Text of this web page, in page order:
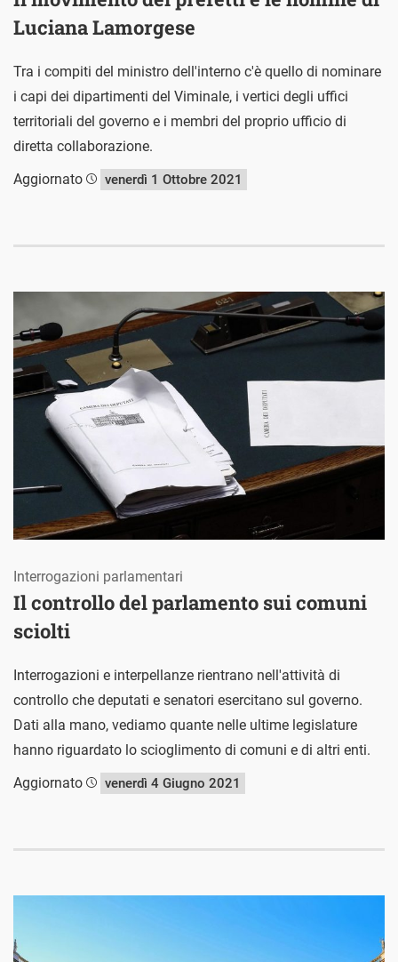
Luciana Lamorgese
Tra i compiti del ministro dell'interno c'è quello di nominare
i capi dei dipartimenti del Viminale, i vertici degli uffici
territoriali del governo e i membri del proprio ufficio di
diretta collaborazione.
Aggiornato
venerdì 1 Ottobre 2021
Il controllo del parlamento sui comuni
sciolti
Interrogazioni parlamentari
Interrogazioni e interpellanze rientrano nell'attività di
controllo che deputati e senatori esercitano sul governo.
Dati alla mano, vediamo quante nelle ultime legislature
hanno riguardato lo scioglimento di comuni e di altri enti.
Aggiornato
venerdì 4 Giugno 2021